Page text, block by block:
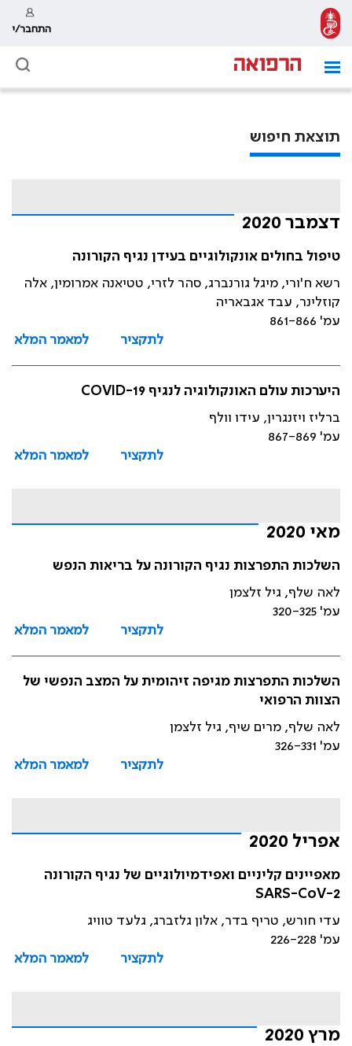
התחבר/י
תוצאת חיפוש
דצמבר 2020
טיפול בחולים אונקולוגיים בעידן נגיף הקורונה
רשא ח'ורי, מיגל גורנברג, סהר לזרי, טטיאנה אמרומין, אלה
קוזלינר, עבד אגבאריה
עמ' 861-866
לתקציר
למאמר המלא
היערכות עולם האונקולוגיה לנגיף COVID-19
ברליז ויזנגרין, עידו וולף
עמ' 867-869
לתקציר
למאמר המלא
מאי 2020
השלכות התפרצות נגיף הקורונה על בריאות הנפש
לאה שלף, גיל זלצמן
עמ' 320-325
לתקציר
למאמר המלא
השלכות התפרצות מגיפה זיהומית על המצב הנפשי של
הצוות הרפואי
לאה שלף, מרים שיף, גיל זלצמן
עמ' 326-331
לתקציר
למאמר המלא
אפריל 2020
מאפיינים קליניים ואפידמיולוגיים של נגיף הקורונה
SARS-CoV-2
עדי חורש, טריף בדר, אלון גלזברג, גלעד טוויג
עמ' 226-228
לתקציר
למאמר המלא
מרץ 2020